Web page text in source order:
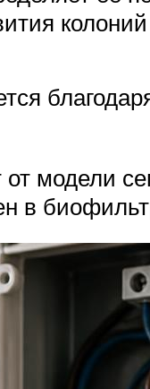
модели
в